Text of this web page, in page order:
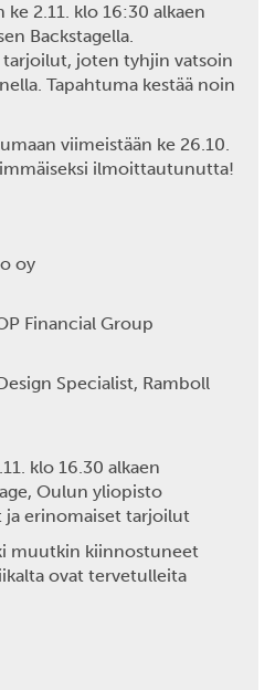
2.11. klo 16:30 alkaen
Backstagella.
tarjoilut, joten tyhjin vatsoin
Tapahtuma kestää noin
viimeistään ke 26.10.
ilmoittautunutta!
oy
Financial Group
Specialist, Ramboll
klo 16.30 alkaen
Oulun yliopisto
ja erinomaiset tarjoilut
muutkin kiinnostuneet
ovat tervetulleita